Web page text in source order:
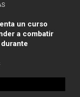
un curso
a combatir